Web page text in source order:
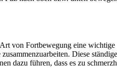
von Fortbewegung eine
Diese
dazu führen, dass es zu